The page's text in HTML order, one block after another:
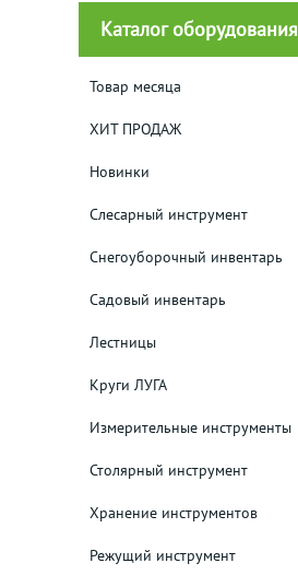
Каталог оборудования
Товар месяца
ХИТ ПРОДАЖ
Новинки
Слесарный инструмент
Снегоуборочный инвентарь
Садовый инвентарь
Лестницы
Круги ЛУГА
Измерительные инструменты
Столярный инструмент
Хранение инструментов
Режущий инструмент